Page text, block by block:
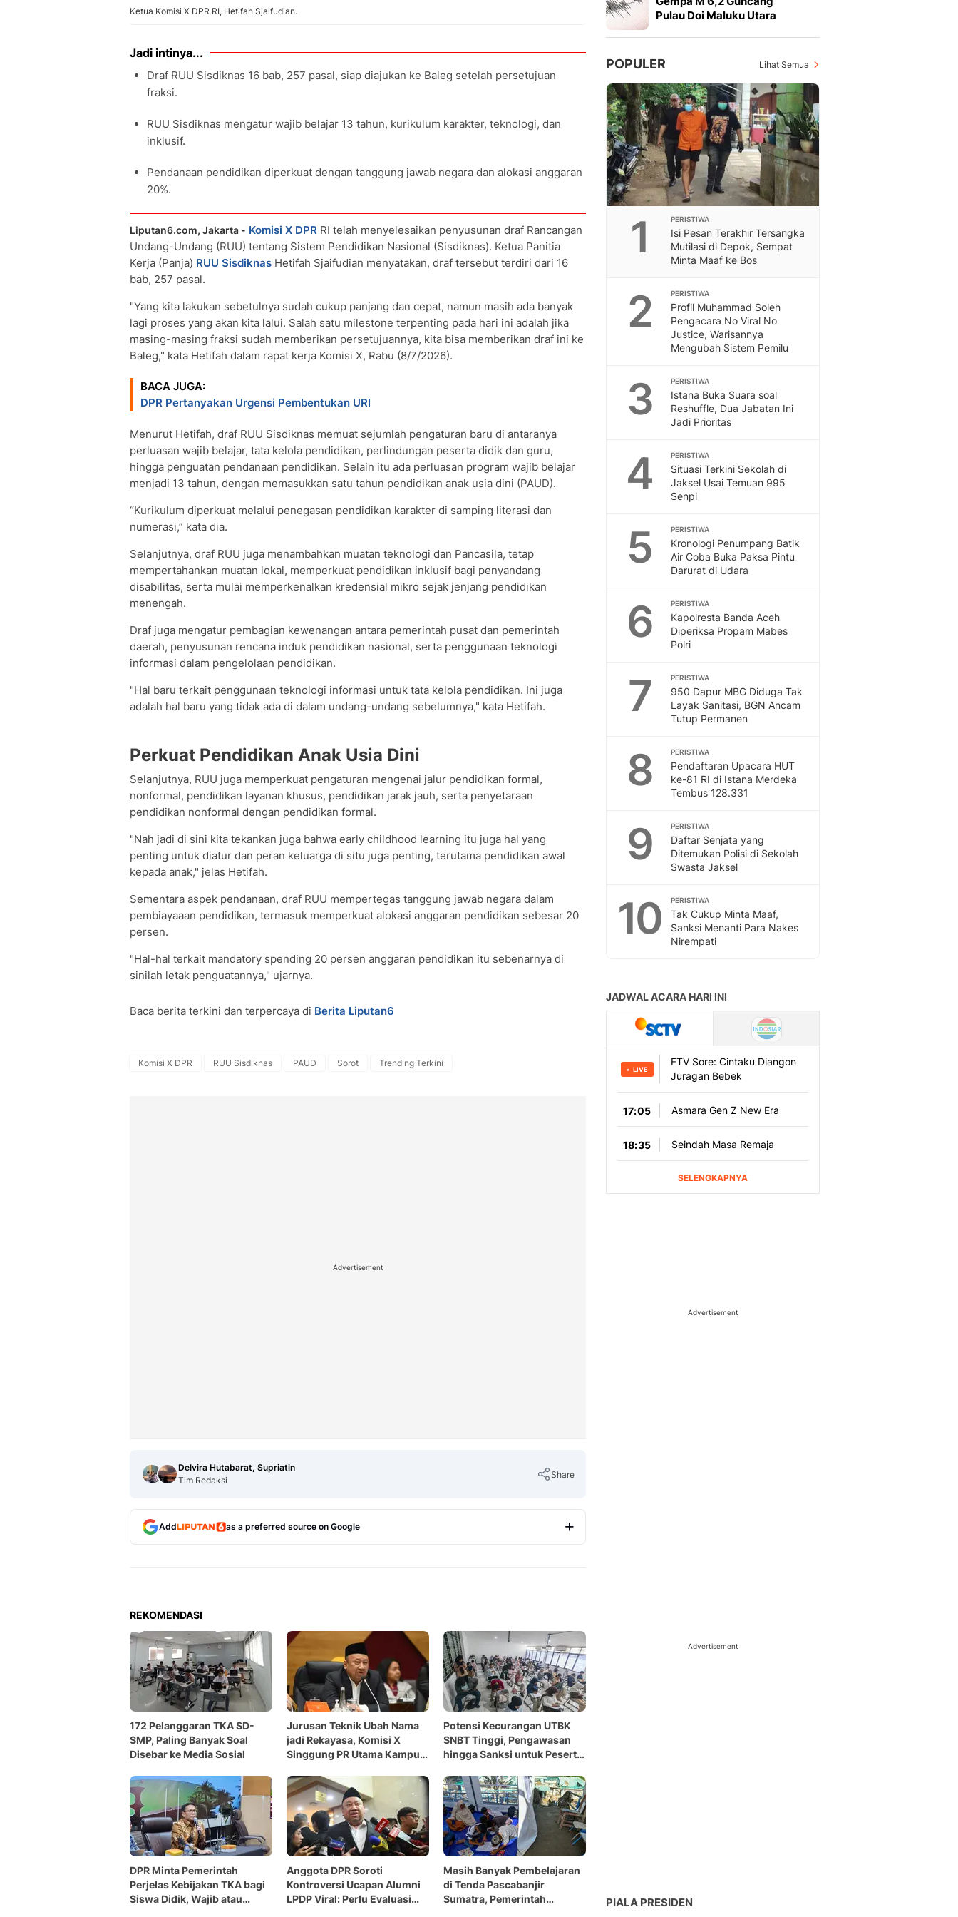
Ketua Komisi X DPR RI, Hetifah Sjaifudian.
Jadi intinya...
Draf RUU Sisdiknas 16 bab, 257 pasal, siap diajukan ke Baleg setelah persetujuan
fraksi.
RUU Sisdiknas mengatur wajib belajar 13 tahun, kurikulum karakter, teknologi, dan
inklusif.
Pendanaan pendidikan diperkuat dengan tanggung jawab negara dan alokasi anggaran
20%.
Liputan6.com, Jakarta - Komisi X DPR RI telah menyelesaikan penyusunan draf Rancangan
Undang-Undang (RUU) tentang Sistem Pendidikan Nasional (Sisdiknas). Ketua Panitia
Kerja (Panja) RUU Sisdiknas Hetifah Sjaifudian menyatakan, draf tersebut terdiri dari 16
bab, 257 pasal.
"Yang kita lakukan sebetulnya sudah cukup panjang dan cepat, namun masih ada banyak
lagi proses yang akan kita lalui. Salah satu milestone terpenting pada hari ini adalah jika
masing-masing fraksi sudah memberikan persetujuannya, kita bisa memberikan draf ini ke
Baleg," kata Hetifah dalam rapat kerja Komisi X, Rabu (8/7/2026).
BACA JUGA:
DPR Pertanyakan Urgensi Pembentukan URI
Menurut Hetifah, draf RUU Sisdiknas memuat sejumlah pengaturan baru di antaranya
perluasan wajib belajar, tata kelola pendidikan, perlindungan peserta didik dan guru,
hingga penguatan pendanaan pendidikan. Selain itu ada perluasan program wajib belajar
menjadi 13 tahun, dengan memasukkan satu tahun pendidikan anak usia dini (PAUD).
“Kurikulum diperkuat melalui penegasan pendidikan karakter di samping literasi dan
numerasi,” kata dia.
Selanjutnya, draf RUU juga menambahkan muatan teknologi dan Pancasila, tetap
mempertahankan muatan lokal, memperkuat pendidikan inklusif bagi penyandang
disabilitas, serta mulai memperkenalkan kredensial mikro sejak jenjang pendidikan
menengah.
Draf juga mengatur pembagian kewenangan antara pemerintah pusat dan pemerintah
daerah, penyusunan rencana induk pendidikan nasional, serta penggunaan teknologi
informasi dalam pengelolaan pendidikan.
"Hal baru terkait penggunaan teknologi informasi untuk tata kelola pendidikan. Ini juga
adalah hal baru yang tidak ada di dalam undang-undang sebelumnya," kata Hetifah.
Perkuat Pendidikan Anak Usia Dini
Selanjutnya, RUU juga memperkuat pengaturan mengenai jalur pendidikan formal,
nonformal, pendidikan layanan khusus, pendidikan jarak jauh, serta penyetaraan
pendidikan nonformal dengan pendidikan formal.
"Nah jadi di sini kita tekankan juga bahwa early childhood learning itu juga hal yang
penting untuk diatur dan peran keluarga di situ juga penting, terutama pendidikan awal
kepada anak," jelas Hetifah.
Sementara aspek pendanaan, draf RUU mempertegas tanggung jawab negara dalam
pembiayaaan pendidikan, termasuk memperkuat alokasi anggaran pendidikan sebesar 20
persen.
"Hal-hal terkait mandatory spending 20 persen anggaran pendidikan itu sebenarnya di
sinilah letak penguatannya," ujarnya.
Baca berita terkini dan terpercaya di Berita Liputan6
Komisi X DPR RUU Sisdiknas PAUD Sorot Trending Terkini
Advertisement
Delvira Hutabarat, Supriatin
Tim Redaksi
Share
Add as a preferred source on Google
REKOMENDASI
172 Pelanggaran TKA SD-
SMP, Paling Banyak Soal
Disebar ke Media Sosial
Jurusan Teknik Ubah Nama
jadi Rekayasa, Komisi X
Singgung PR Utama Kampus
Potensi Kecurangan UTBK
SNBT Tinggi, Pengawasan
hingga Sanksi untuk Peserta
DPR Minta Pemerintah
Perjelas Kebijakan TKA bagi
Siswa Didik, Wajib atau
Anggota DPR Soroti
Kontroversi Ucapan Alumni
LPDP Viral: Perlu Evaluasi
Masih Banyak Pembelajaran
di Tenda Pascabanjir
Sumatra, Pemerintah
Pulau Doi Maluku Utara
POPULER Lihat Semua
1 PERISTIWA
Isi Pesan Terakhir Tersangka
Mutilasi di Depok, Sempat
Minta Maaf ke Bos
2 PERISTIWA
Profil Muhammad Soleh
Pengacara No Viral No
Justice, Warisannya
Mengubah Sistem Pemilu
3 PERISTIWA
Istana Buka Suara soal
Reshuffle, Dua Jabatan Ini
Jadi Prioritas
4 PERISTIWA
Situasi Terkini Sekolah di
Jaksel Usai Temuan 995
Senpi
5 PERISTIWA
Kronologi Penumpang Batik
Air Coba Buka Paksa Pintu
Darurat di Udara
6 PERISTIWA
Kapolresta Banda Aceh
Diperiksa Propam Mabes
Polri
7 PERISTIWA
950 Dapur MBG Diduga Tak
Layak Sanitasi, BGN Ancam
Tutup Permanen
8 PERISTIWA
Pendaftaran Upacara HUT
ke-81 RI di Istana Merdeka
Tembus 128.331
9 PERISTIWA
Daftar Senjata yang
Ditemukan Polisi di Sekolah
Swasta Jaksel
10 PERISTIWA
Tak Cukup Minta Maaf,
Sanksi Menanti Para Nakes
Nirempati
Advertisement
Advertisement
PIALA PRESIDEN